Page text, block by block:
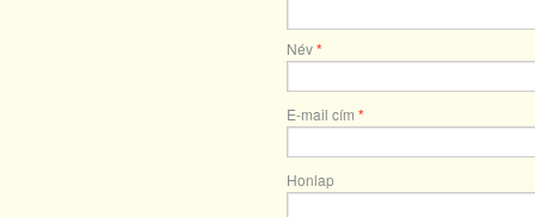
Név*
E-mail cím *
Honlap